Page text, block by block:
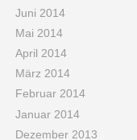
Juni 2014
Mai 2014
April 2014
März 2014
Februar 2014
Januar 2014
Dezember 2013